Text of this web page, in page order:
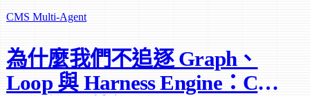
CMS Multi-Agent
為什麼我們不追逐 Graph、
Loop 與 Harness Engine：CMS